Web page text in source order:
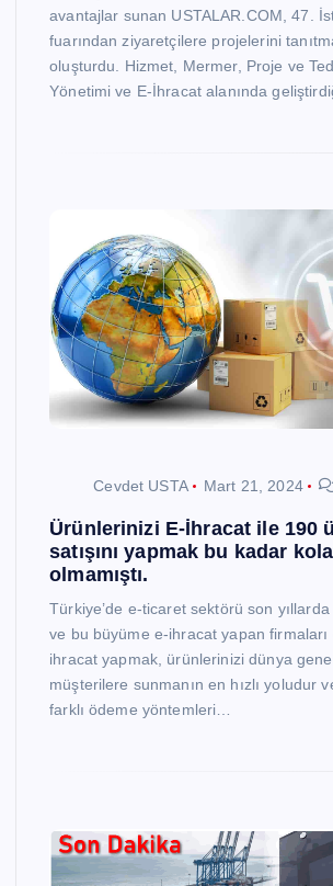
avantajlar sunan USTALAR.COM, 47.
fuarından ziyaretçilere projelerini
oluşturdu. Hizmet, Mermer, Proje ve
Yönetimi ve E-İhracat alanında
Cevdet USTA Mart 21, 2024
Ürünlerinizi E-İhracat ile 190
satışını yapmak bu kadar
olmamıştı.
Türkiye’de e-ticaret sektörü son
ve bu büyüme e-ihracat yapan firmaları
ihracat yapmak, ürünlerinizi dünya
müşterilere sunmanın en hızlı yoludur
farklı ödeme yöntemleri…